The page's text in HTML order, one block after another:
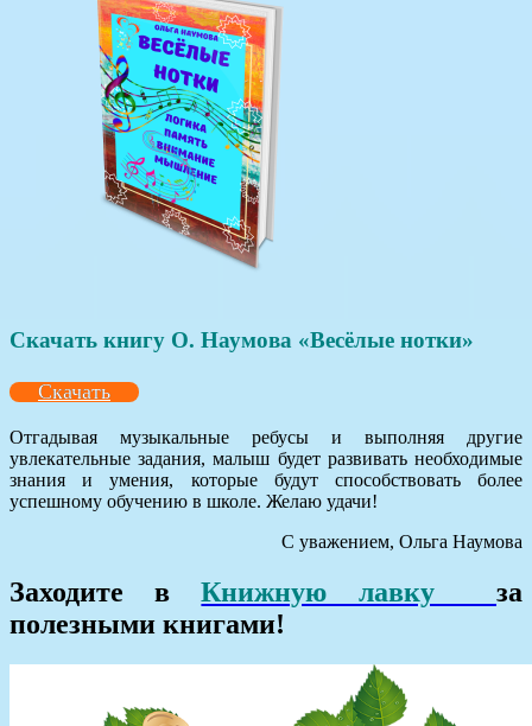
Скачать книгу О. Наумова «Весёлые нотки»
Скачать
Отгадывая музыкальные ребусы и выполняя другие
увлекательные задания, малыш будет развивать необходимые
знания и умения, которые будут способствовать более
успешному обучению в школе. Желаю удачи!
С уважением, Ольга Наумова
Заходите вКнижную лавкуза
полезными книгами!